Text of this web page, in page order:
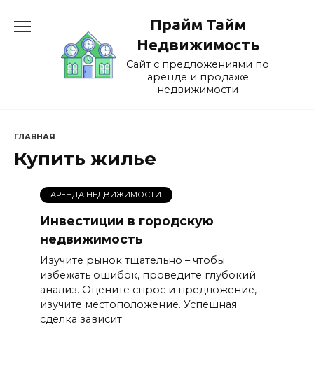
содержанию
Прайм Тайм
Недвижимость
Сайт с предложениями по
аренде и продаже
недвижимости
ГЛАВНАЯ
Купить жилье
АРЕНДА НЕДВИЖИМОСТИ
Инвестиции в городскую
недвижимость
Изучите рынок тщательно – чтобы
избежать ошибок, проведите глубокий
анализ. Оцените спрос и предложение,
изучите местоположение. Успешная
сделка зависит